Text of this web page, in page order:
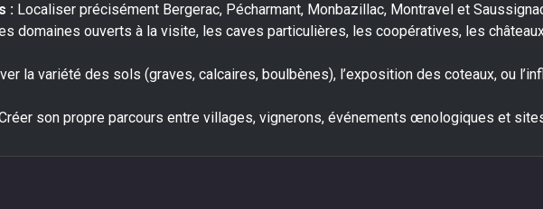
: Localiser précisément Bergerac, Pécharmant, Monbazillac, Montravel et
domaines ouverts à la visite, les caves particulières, les coopératives, les
la variété des sols (graves, calcaires, boulbènes), l’exposition des coteaux, ou
son propre parcours entre villages, vignerons, événements œnologiques et